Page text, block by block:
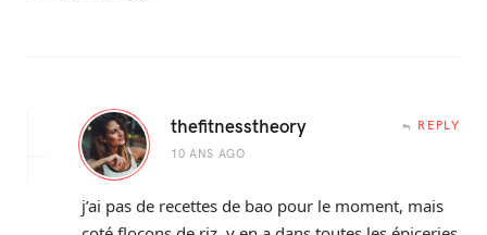
thefitnesstheory
10 ANS AGO
REPLY
j’ai pas de recettes de bao pour le moment, mais